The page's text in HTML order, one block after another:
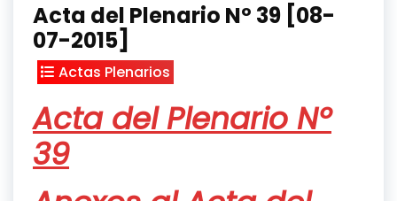
Acta del Plenario Nº 39 [08-
07-2015]
Actas Plenarios
Acta del Plenario Nº
39